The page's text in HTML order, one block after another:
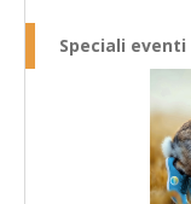
Speciali eventi